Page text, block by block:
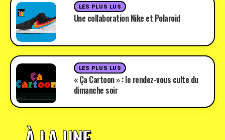
LES PLUS LUS
Une collaboration Nike et Polaroid
LES PLUS LUS
« Ça Cartoon » : le rendez-vous culte du
dimanche soir